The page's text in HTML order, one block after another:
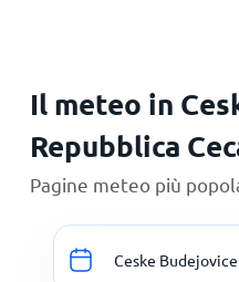
Il meteo in
Repubblica
Pagine meteo più
Ceske